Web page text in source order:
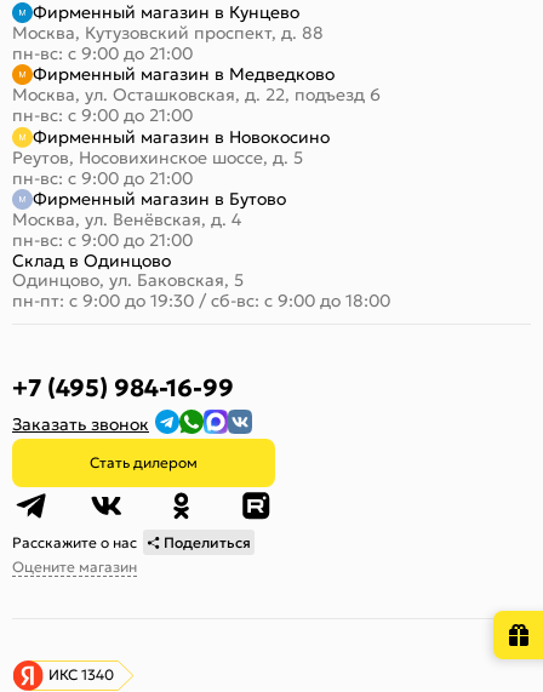
Фирменный магазин в Кунцево
Москва, Кутузовский проспект, д. 88
пн-вс: с 9:00 до 21:00
Фирменный магазин в Медведково
Москва, ул. Осташковская, д. 22, подъезд 6
пн-вс: с 9:00 до 21:00
Фирменный магазин в Новокосино
Реутов, Носовихинское шоссе, д. 5
пн-вс: с 9:00 до 21:00
Фирменный магазин в Бутово
Москва, ул. Венёвская, д. 4
пн-вс: с 9:00 до 21:00
Склад в Одинцово
Одинцово, ул. Баковская, 5
пн-пт: с 9:00 до 19:30 / сб-вс: с 9:00 до 18:00
+7 (495) 984-16-99
Заказать звонок
Стать дилером
Расскажите о нас
Поделиться
Оцените магазин
ИКС 1340